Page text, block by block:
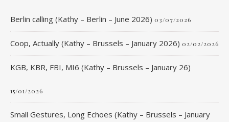
Berlin calling (Kathy – Berlin – June 2026) 03/07/2026
Coop, Actually (Kathy – Brussels – January 2026) 02/02/2026
KGB, KBR, FBI, MI6 (Kathy – Brussels – January 26)
15/01/2026
Small Gestures, Long Echoes (Kathy – Brussels – January